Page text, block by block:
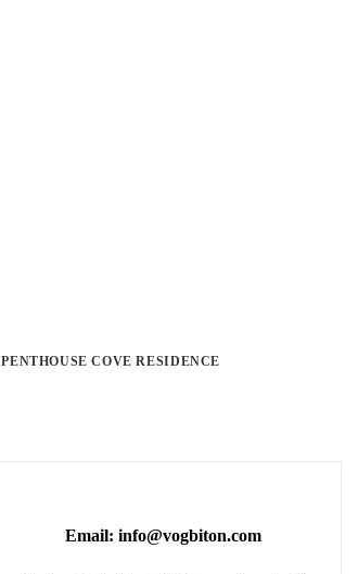
PENTHOUSE COVE RESIDENCE
Email: info@vogbiton.com